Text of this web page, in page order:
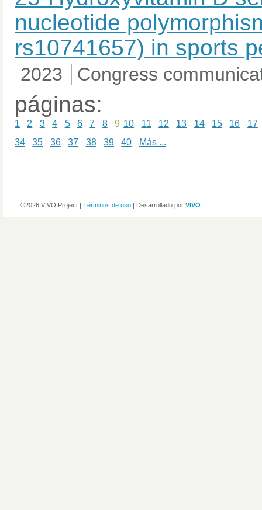
nucleotide
rs10741657) in sports
2023 Congress
páginas:
1 2 3 4 5 6 7 8 9 10 11 12 13 14 15 16
17
34
35 36 37 38 39 40 Más ...
©2026 VIVO Project | Términos de uso | Desarrollado por VIVO